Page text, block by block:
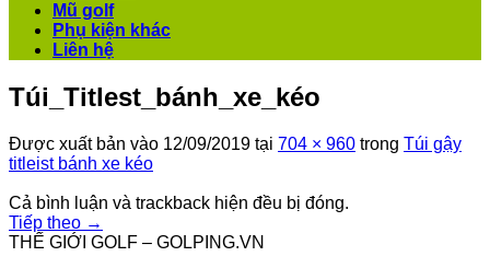
Mũ golf
Phụ kiện khác
Liên hệ
Túi_Titlest_bánh_xe_kéo
Được xuất bản vào 12/09/2019 tại 704 × 960 trong Túi gậy
titleist bánh xe kéo
Cả bình luận và trackback hiện đều bị đóng.
Tiếp theo →
THẾ GIỚI GOLF – GOLPING.VN